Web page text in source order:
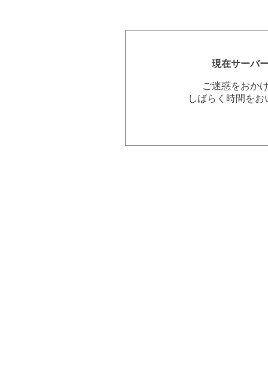
現在サーバ
ご迷惑をおか
しばらく時間を